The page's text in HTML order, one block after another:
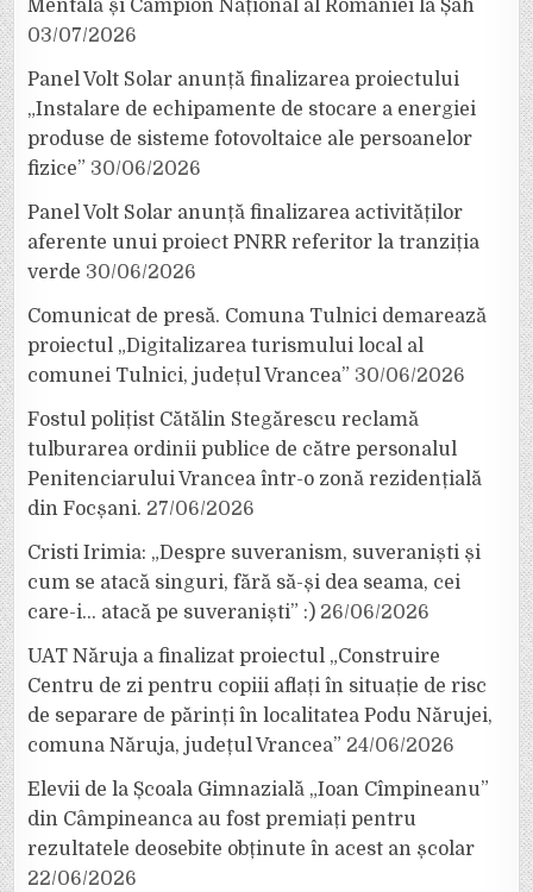
Mentală și Campion Național al României la Șah
03/07/2026
Panel Volt Solar anunță finalizarea proiectului
„Instalare de echipamente de stocare a energiei
produse de sisteme fotovoltaice ale persoanelor
fizice” 30/06/2026
Panel Volt Solar anunță finalizarea activităților
aferente unui proiect PNRR referitor la tranziția
verde 30/06/2026
Comunicat de presă. Comuna Tulnici demarează
proiectul „Digitalizarea turismului local al
comunei Tulnici, județul Vrancea” 30/06/2026
Fostul polițist Cătălin Stegărescu reclamă
tulburarea ordinii publice de către personalul
Penitenciarului Vrancea într-o zonă rezidențială
din Focșani. 27/06/2026
Cristi Irimia: „Despre suveranism, suveraniști și
cum se atacă singuri, fără să-și dea seama, cei
care-i… atacă pe suveraniști” :) 26/06/2026
UAT Năruja a finalizat proiectul „Construire
Centru de zi pentru copiii aflați în situație de risc
de separare de părinți în localitatea Podu Nărujei,
comuna Năruja, județul Vrancea” 24/06/2026
Elevii de la Școala Gimnazială „Ioan Cîmpineanu”
din Câmpineanca au fost premiați pentru
rezultatele deosebite obținute în acest an școlar
22/06/2026